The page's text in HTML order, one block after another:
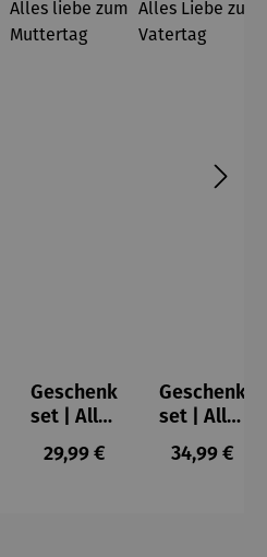
Geschenk
set | Alles
liebe zum
Muttertag
Regulärer Preis:
29,99 €
Geschenk
set | Alles
Liebe zum
Vatertag
Regulärer
34,99 €